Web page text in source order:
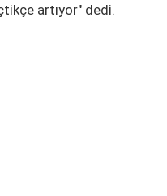
artıyor" dedi.